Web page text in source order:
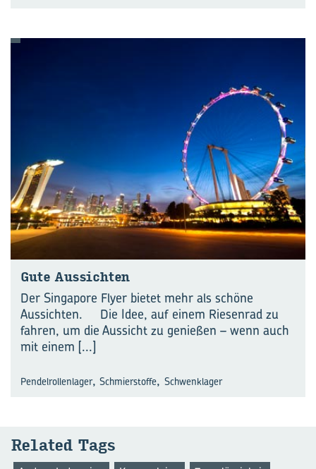
Gute Aus­sich­ten
Der Singapore Flyer bietet mehr als schöne
Aussichten. Die Idee, auf einem Riesenrad zu
fahren, um die Aussicht zu genießen – wenn auch
mit einem [...]
Pendelrollenlager, Schmierstoffe, Schwenklager
Re­la­ted Tags